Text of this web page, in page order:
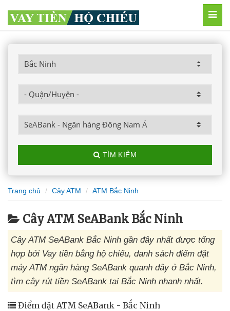
TÌM KIẾM
Trang chủ Cây ATM ATM Bắc Ninh
Cây ATM SeABank Bắc Ninh
Cây ATM SeABank Bắc Ninh gần đây nhất được tổng
hợp bởi Vay tiền bằng hộ chiếu, danh sách điểm đặt
máy ATM ngân hàng SeABank quanh đây ở Bắc Ninh,
tìm cây rút tiền SeABank tại Bắc Ninh nhanh nhất.
Điểm đặt ATM SeABank - Bắc Ninh